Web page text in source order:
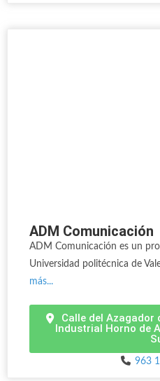
ADM Comunicación
ADM Comunicación es un
Universidad politécnica de
más...
Calle del Azagador
Industrial Horno de
963